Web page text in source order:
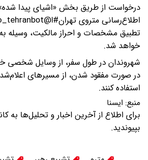
درخواست از طریق بخش «اشیای پیدا
تطبیق مشخصات و احراز مالکیت، وسیله
خواهد شد.
شهروندان در طول سفر، از وسایل شخصی
در صورت مفقود شدن، از مسیرهای
استفاده کنند.
منبع: ايسنا
برای اطلاع از آخرین اخبار و تحلیل‌ها به
بپیوندید.